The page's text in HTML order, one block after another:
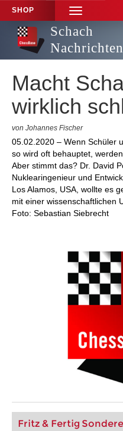
SHOP
TOGGLE
NAVIGATION
Schach
Nachrichten
Macht
wirklich
von Johannes Fischer
05.02.2020 – Wenn Schüler
so wird oft behauptet,
Aber stimmt das? Dr. David
Nuklearingenieur und
Los Alamos, USA, wollte es
mit einer wissenschaftlichen
Foto: Sebastian Siebrecht
Fritz & Fertig